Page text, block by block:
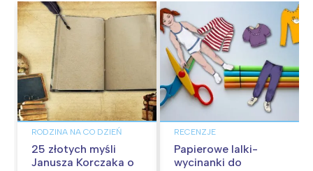
RODZINA NA CO DZIEŃ
25 złotych myśli
Janusza Korczaka o
RECENZJE
Papierowe lalki-
wycinanki do